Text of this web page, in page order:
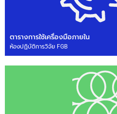
ตารางการใช้เครื่องมือภายใน
ห้องปฏิบัติการวิจัย FGB